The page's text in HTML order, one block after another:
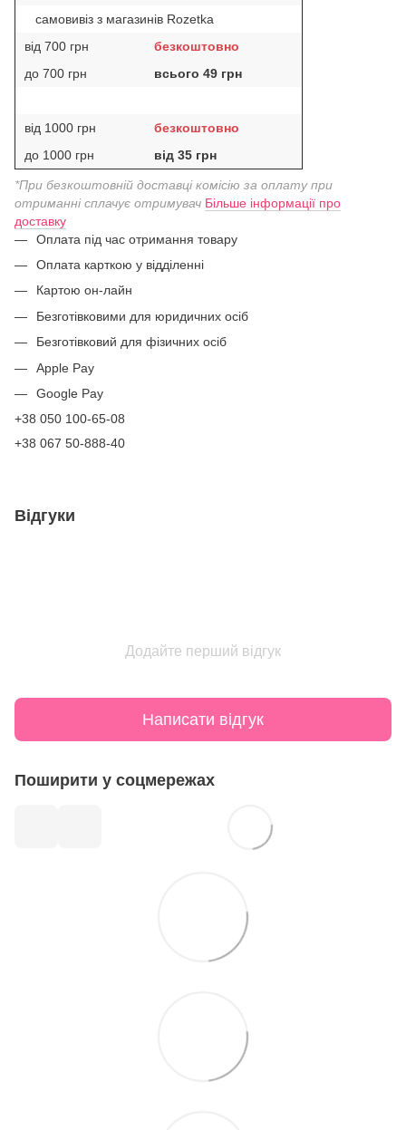
самовивіз з магазинів Rozetka
від 700 грн
безкоштовно
до 700 грн
всього 49 грн
від 1000 грн
безкоштовно
до 1000 грн
від 35 грн
*При безкоштовній доставці комісію за оплату при
отриманні сплачує отримувач Більше інформації про
доставку
Оплата під час отримання товару
Оплата карткою у відділенні
Картою он-лайн
Безготівковими для юридичних осіб
Безготівковий для фізичних осіб
Apple Pay
Google Pay
+38 050 100-65-08
+38 067 50-888-40
Відгуки
Додайте перший відгук
Написати відгук
Поширити у соцмережах